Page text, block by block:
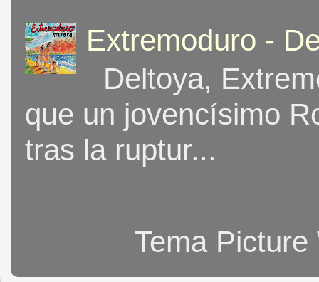
Extremoduro -
Deltoya,
que un jovencísimo
tras la ruptur...
Tema